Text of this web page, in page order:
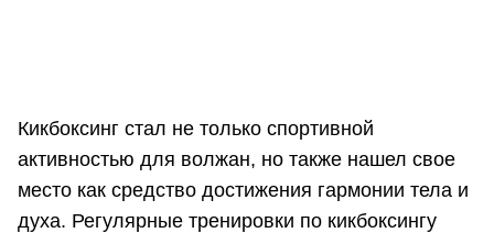
Кикбоксинг стал не только спортивной
активностью для волжан, но также нашел свое
место как средство достижения гармонии тела и
духа. Регулярные тренировки по кикбоксингу